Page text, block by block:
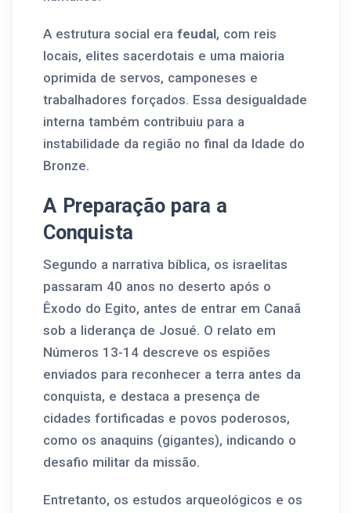
A estrutura social era feudal, com reis
locais, elites sacerdotais e uma maioria
oprimida de servos, camponeses e
trabalhadores forçados. Essa desigualdade
interna também contribuiu para a
instabilidade da região no final da Idade do
Bronze.
A Preparação para a
Conquista
Segundo a narrativa bíblica, os israelitas
passaram 40 anos no deserto após o
Êxodo do Egito, antes de entrar em Canaã
sob a liderança de Josué. O relato em
Números 13-14 descreve os espiões
enviados para reconhecer a terra antes da
conquista, e destaca a presença de
cidades fortificadas e povos poderosos,
como os anaquins (gigantes), indicando o
desafio militar da missão.
Entretanto, os estudos arqueológicos e os